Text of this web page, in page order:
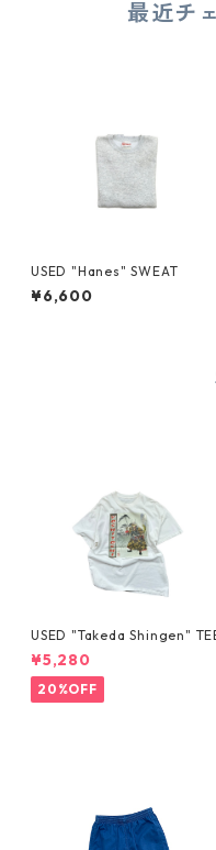
最近チ
USED "Hanes" SWEAT
¥6,600
USED "Takeda Shingen"
¥5,280
20%OFF